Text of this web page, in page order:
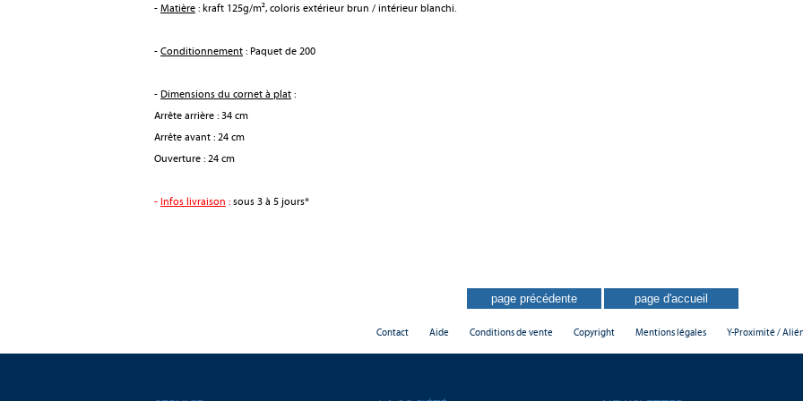
- Matière : kraft 125g/m², coloris extérieur brun / intérieur blanchi.
- Conditionnement : Paquet de 200
- Dimensions du cornet à plat :
Arrête arrière : 34 cm
Arrête avant : 24 cm
Ouverture : 24 cm
- Infos livraison : sous 3 à 5 jours*
Contact Aide Conditions de vente Copyright Mentions légales Y-Proximité /